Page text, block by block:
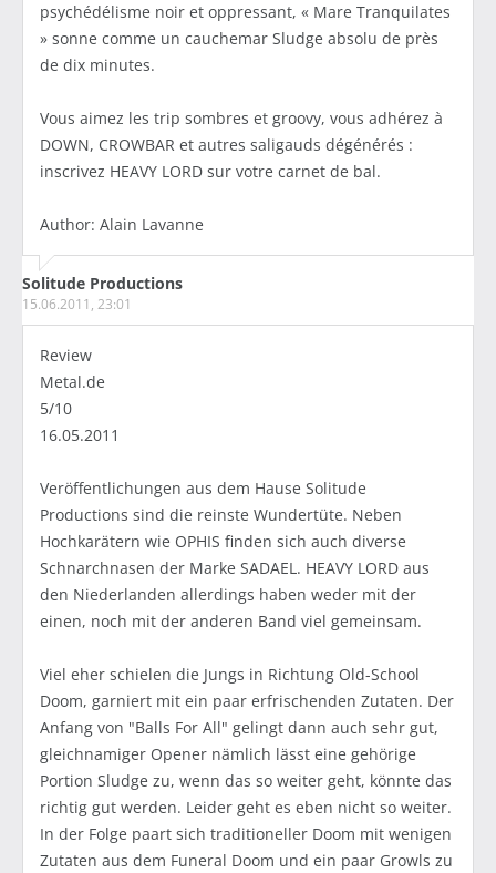
psychédélisme noir et oppressant, « Mare Tranquilates
» sonne comme un cauchemar Sludge absolu de près
de dix minutes.
Vous aimez les trip sombres et groovy, vous adhérez à
DOWN, CROWBAR et autres saligauds dégénérés :
inscrivez HEAVY LORD sur votre carnet de bal.
Author: Alain Lavanne
Solitude Productions
15.06.2011, 23:01
Review
Metal.de
5/10
16.05.2011
Veröffentlichungen aus dem Hause Solitude
Productions sind die reinste Wundertüte. Neben
Hochkarätern wie OPHIS finden sich auch diverse
Schnarchnasen der Marke SADAEL. HEAVY LORD aus
den Niederlanden allerdings haben weder mit der
einen, noch mit der anderen Band viel gemeinsam.
Viel eher schielen die Jungs in Richtung Old-School
Doom, garniert mit ein paar erfrischenden Zutaten. Der
Anfang von "Balls For All" gelingt dann auch sehr gut,
gleichnamiger Opener nämlich lässt eine gehörige
Portion Sludge zu, wenn das so weiter geht, könnte das
richtig gut werden. Leider geht es eben nicht so weiter.
In der Folge paart sich traditioneller Doom mit wenigen
Zutaten aus dem Funeral Doom und ein paar Growls zu